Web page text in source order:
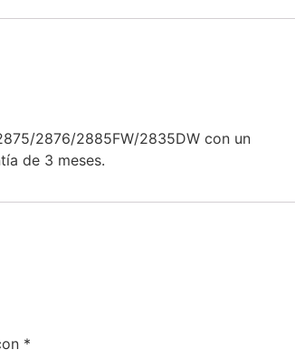
2876/2885FW/2835DW con un
de 3 meses.
*